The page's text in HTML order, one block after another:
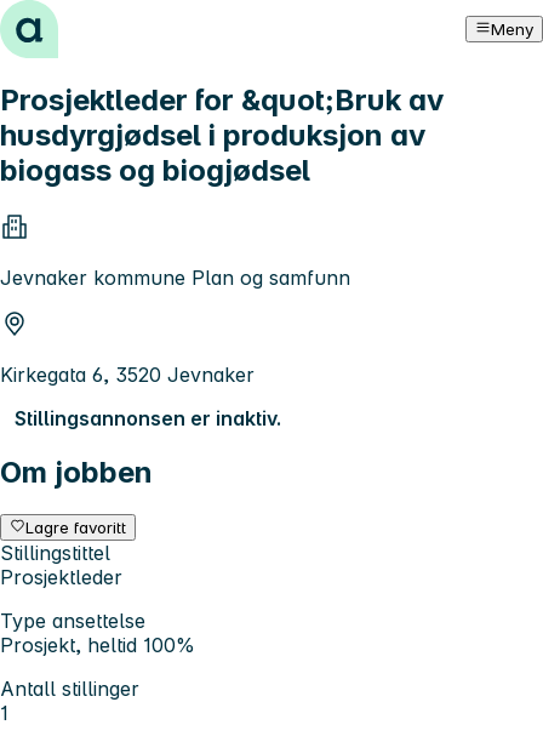
Hopp til innhold Meny
Prosjektleder for &quot;Bruk av
husdyrgjødsel i produksjon av
biogass og biogjødsel
Jevnaker kommune Plan og samfunn
Kirkegata 6, 3520 Jevnaker
Stillingsannonsen er inaktiv.
Om jobben
Lagre favoritt
Stillingstittel
Prosjektleder
Type ansettelse
Prosjekt, heltid 100%
Antall stillinger
1